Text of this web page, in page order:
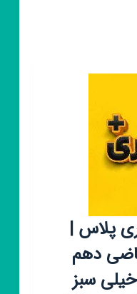
پلاس |
دهم
سبز